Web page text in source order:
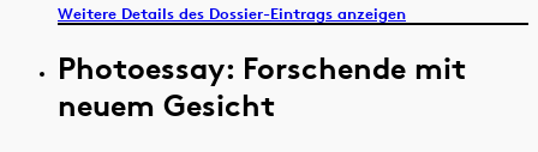
Weitere Details des Dossier-Eintrags anzeigen
Photoessay: Forschende mit
neuem Gesicht